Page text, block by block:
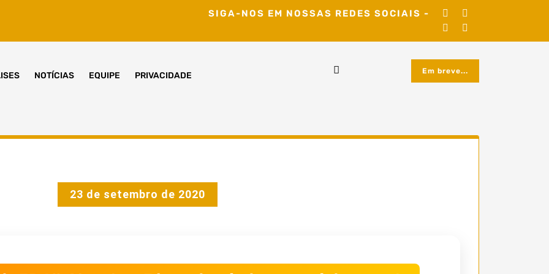
SIGA-NOS EM NOSSAS REDES SOCIAIS -
NOTÍCIAS EQUIPE PRIVACIDADE Em breve...
23 de setembro de 2020